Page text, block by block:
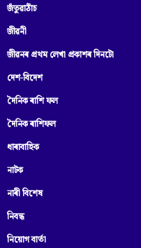
জঁতুৱাঠাঁচ
জীৱনী
জীৱনৰ প্ৰথম লেখা প্ৰকাশৰ দিনটো
দেশ-বিদেশ
দৈনিক ৰাশি ফল
দৈনিক ৰাশিফল
ধাৰাবাহিক
নাটক
নাৰী বিশেষ
নিবন্ধ
নিয়োগ বাৰ্তা